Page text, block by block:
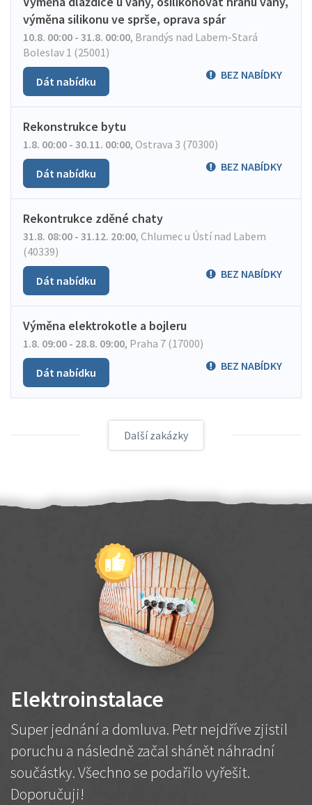
výměna silikonu ve sprše, oprava spár
10.8. 00:00 - 31.8. 00:00, Brandýs nad Labem-Stará
Boleslav 1 (25001)
BEZ NABÍDKY
Dát nabídku
Rekonstrukce bytu
1.8. 00:00 - 30.11. 00:00, Ostrava 3 (70300)
BEZ NABÍDKY
Dát nabídku
Rekontrukce zděné chaty
31.8. 08:00 - 31.12. 20:00, Chlumec u Ústí nad Labem
(40339)
BEZ NABÍDKY
Dát nabídku
Výměna elektrokotle a bojleru
1.8. 09:00 - 28.8. 09:00, Praha 7 (17000)
BEZ NABÍDKY
Dát nabídku
Další zakázky
Elektroinstalace
Super jednání a domluva. Petr nejdříve zjistil
poruchu a následně začal shánět náhradní
součástky. Všechno se podařilo vyřešit.
Doporučuji!